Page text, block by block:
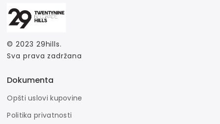
© 2023 29hills.
Sva prava zadržana
Dokumenta
Opšti uslovi kupovine
Politika privatnosti